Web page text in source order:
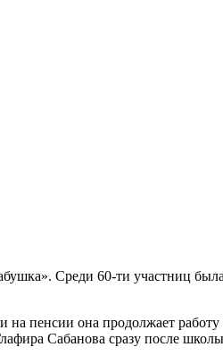
Среди 60-ти участниц
на пенсии она продолжает
Сабанова сразу после